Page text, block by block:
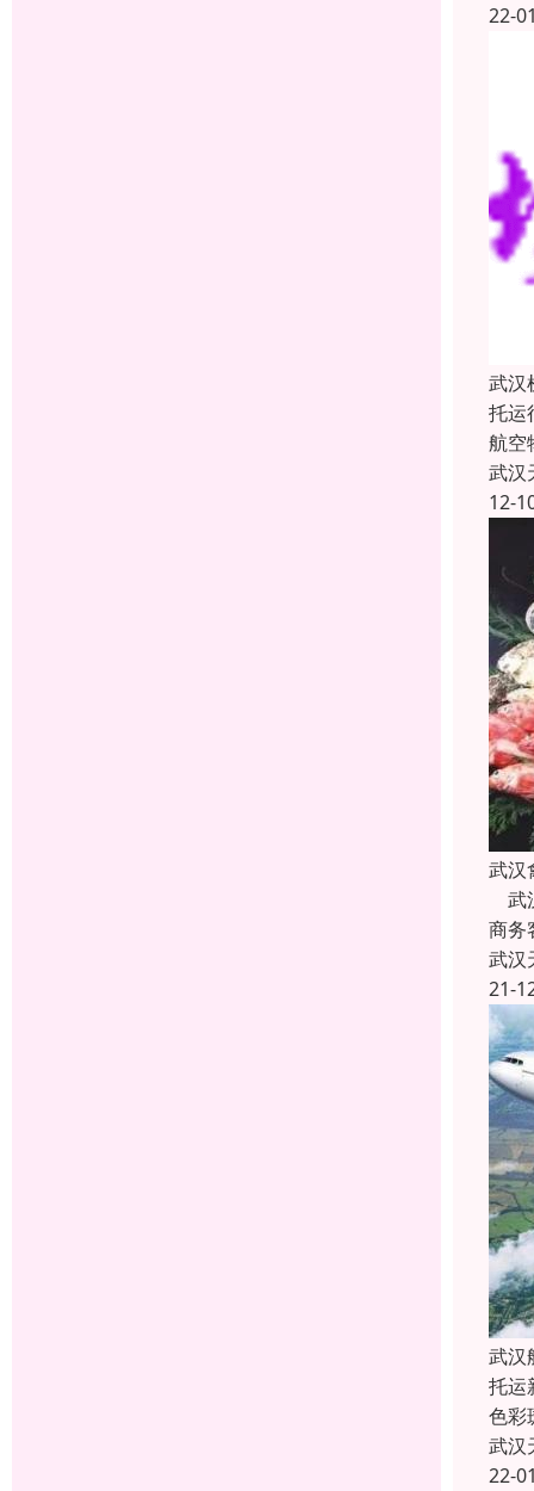
22-
武汉
托运
航空
武汉
12-
武汉
武
商
武汉
21-
武汉
托运
色彩
武汉
22-